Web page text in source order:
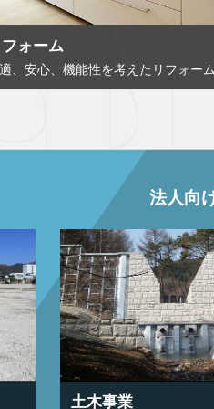
ォーム
、安心、機能性を考えたリフォーム
法人向
土木事業